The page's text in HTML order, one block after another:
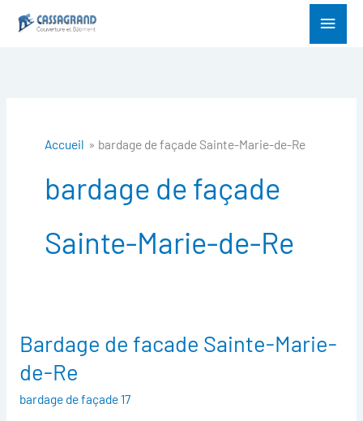
Menu
Accueil bardage de façade Sainte-Marie-de-Re
bardage de façade
Sainte-Marie-de-Re
Bardage de facade Sainte-Marie-
de-Re
bardage de façade 17
Bardage
de
facade
Sainte-